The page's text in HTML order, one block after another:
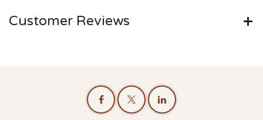
Customer Reviews